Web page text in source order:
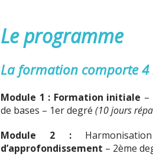
Le programme
La formation comporte 4
Module 1 : Formation initiale –
de bases – 1er degré (10 jours
Module 2 :
d’approfondissement – 2ème